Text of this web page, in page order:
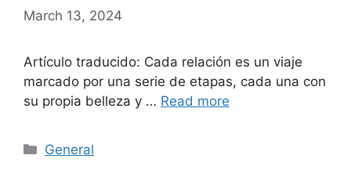
March 13, 2024
Artículo traducido: Cada relación es un viaje
marcado por una serie de etapas, cada una con
su propia belleza y … Read more
Categories
General